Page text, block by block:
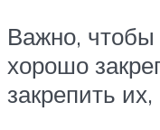
Важно,
хорошо
закрепить